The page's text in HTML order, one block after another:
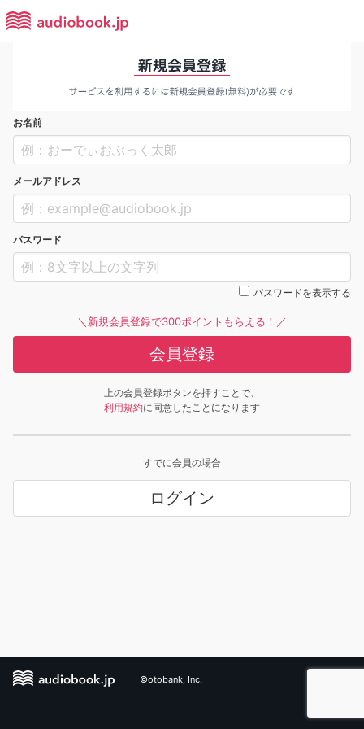
お名前
メールアドレス
パスワード
パスワードを表示する
＼新規会員登録で300ポイントもらえる！／
会員登録
上の会員登録ボタンを押すことで、
利用規約に同意したことになります
すでに会員の場合
ログイン
©otobank, Inc.